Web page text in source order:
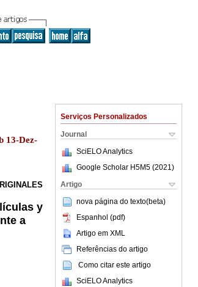
Serviços Personalizados
Journal
SciELO Analytics
Google Scholar H5M5 (2021 )
Artigo
nova página do texto(beta)
Espanhol (pdf)
Artigo em XML
Referências do artigo
Como citar este artigo
SciELO Analytics
13-Dez-
y
a